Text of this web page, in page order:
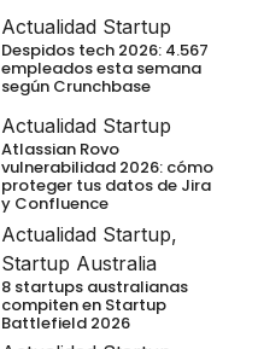
Actualidad Startup
Despidos tech 2026: 4.567
empleados esta semana
según Crunchbase
Actualidad Startup
Atlassian Rovo
vulnerabilidad 2026: cómo
proteger tus datos de Jira
y Confluence
Actualidad Startup,
Startup Australia
8 startups australianas
compiten en Startup
Battlefield 2026